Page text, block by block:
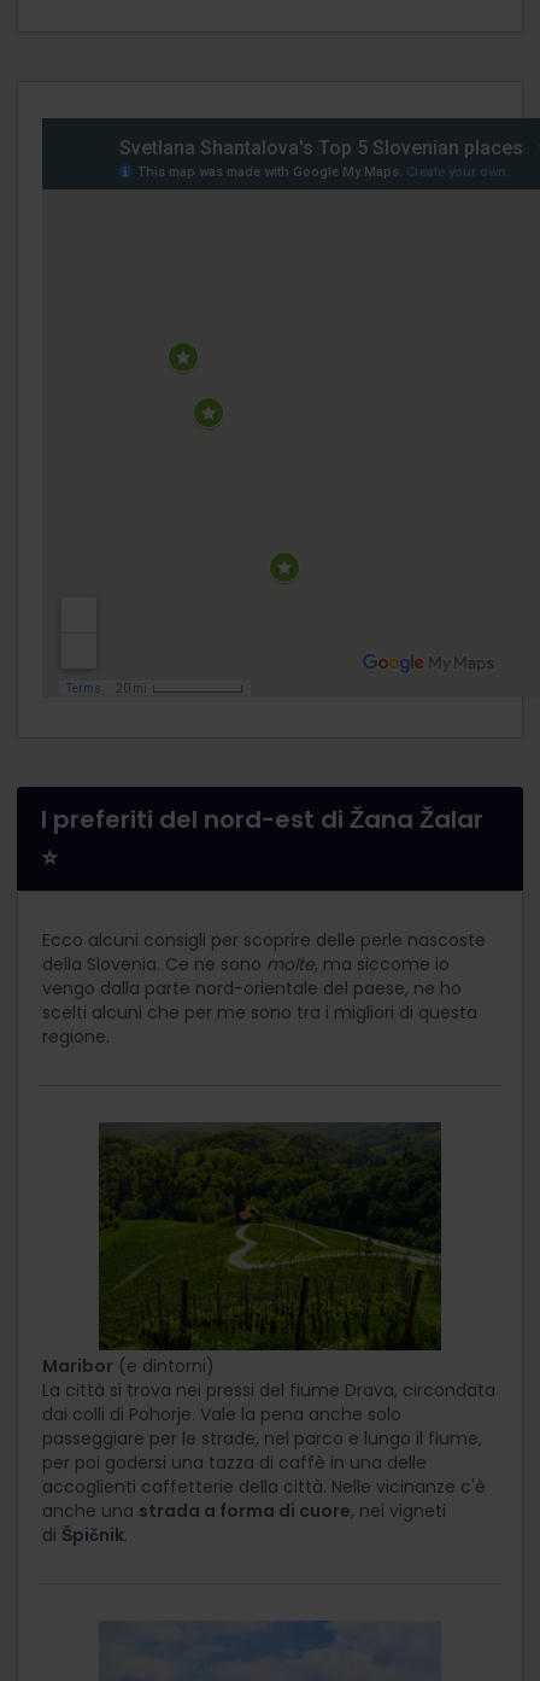
I preferiti del nord-est di Žana Žalar
⭐
Ecco alcuni consigli per scoprire delle perle nascoste
della Slovenia. Ce ne sono molte, ma siccome io
vengo dalla parte nord-orientale del paese, ne ho
scelti alcuni che per me sono tra i migliori di questa
regione.
Maribor (e dintorni)
La città si trova nei pressi del fiume Drava, circondata
dai colli di Pohorje. Vale la pena anche solo
passeggiare per le strade, nel parco e lungo il fiume,
per poi godersi una tazza di caffè in una delle
accoglienti caffetterie della città. Nelle vicinanze c'è
anche una strada a forma di cuore, nei vigneti
di Špičnik.